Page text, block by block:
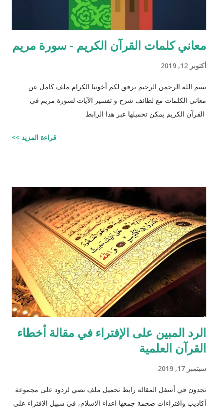
معاني كلمات القرآن الكريم - سورة مريم
أكتوبر 12, 2019
بسم الله الرحمن الرحيم نرفق لكم أخوتنا الكرام ملف كامل عن
معاني الكلمات مع لطائف شرح و تفسير الآيات لسورة مريم في
القرآن الكريم يمكن تحميلها عبر هذا الرابط
قراءة المزيد >>
الرد المبين على الإفتراء في مقالة أخطاء
القرآن العلمية
سبتمبر 17, 2019
تجدون في أسفل المقالة رابط تحميل ملف نصي لردود على مجموعة
أكاذيب وافتراءات ضخمة جمعها اعداء الاسلام، في سبيل الافتراء على